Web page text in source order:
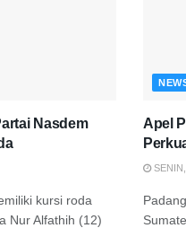
Nasdem
kursi roda
Nur Alfathih (12)
Apel